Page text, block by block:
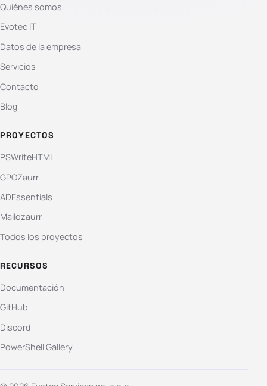
Quiénes somos
Evotec IT
Datos de la empresa
Servicios
Contacto
Blog
PROYECTOS
PSWriteHTML
GPOZaurr
ADEssentials
Mailozaurr
Todos los proyectos
RECURSOS
Documentación
GitHub
Discord
PowerShell Gallery